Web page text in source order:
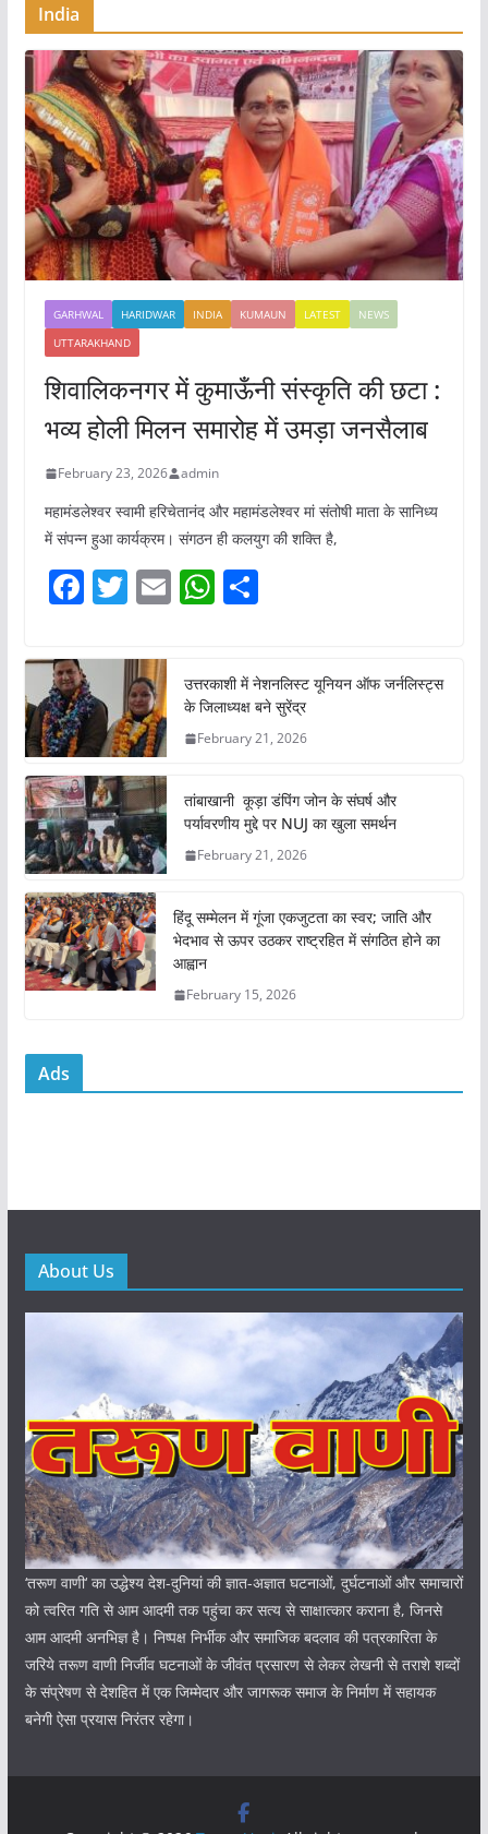
India
GARHWAL HARIDWAR INDIA KUMAUN LATEST
NEWS
UTTARAKHAND
शिवालिकनगर में कुमाऊँनी संस्कृति की छटा :
भव्य होली मिलन समारोह में उमड़ा जनसैलाब
February 23, 2026 admin
महामंडलेश्वर स्वामी हरिचेतानंद और महामंडलेश्वर मां संतोषी माता के सानिध्य
में संपन्न हुआ कार्यक्रम। संगठन ही कलयुग की शक्ति है,
F
c
e
b
o
o
k
T
itt
er
E W
s
A
p
S
e
उत्तरकाशी में नेशनलिस्ट यूनियन ऑफ जर्नलिस्ट्स
के जिलाध्यक्ष बने सुरेंद्र
February 21, 2026
तांबाखानी कूड़ा डंपिंग जोन के संघर्ष और
पर्यावरणीय मुद्दे पर NUJ का खुला समर्थन
February 21, 2026
हिंदू सम्मेलन में गूंजा एकजुटता का स्वर; जाति और
भेदभाव से ऊपर उठकर राष्ट्रहित में संगठित होने का
आह्वान
February 15, 2026
Ads
About Us
‘तरूण वाणी‘ का उद्धेश्य देश-दुनियां की ज्ञात-अज्ञात घटनाओं, दुर्घटनाओं और समाचारों
को त्वरित गति से आम आदमी तक पहुंचा कर सत्य से साक्षात्कार कराना है, जिनसे
आम आदमी अनभिज्ञ है। निष्पक्ष निर्भीक और समाजिक बदलाव की पत्रकारिता के
जरिये तरूण वाणी निर्जीव घटनाओं के जीवंत प्रसारण से लेकर लेखनी से तराशे शब्दों
के संप्रेषण से देशहित में एक जिम्मेदार और जागरूक समाज के निर्माण में सहायक
बनेगी ऐसा प्रयास निरंतर रहेगा।